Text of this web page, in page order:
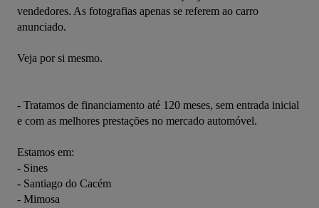
vendedores. As fotografias apenas se referem ao carro
anunciado.
Veja por si mesmo.
- Tratamos de financiamento até 120 meses, sem entrada inicial
e com as melhores prestações no mercado automóvel.
Estamos em:
- Sines
- Santiago do Cacém
- Mimosa